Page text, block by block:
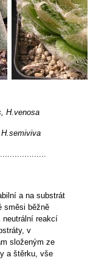
H.venosa
a na substrát
směsi běžně
neutrální reakcí
v
složeným ze
a štěrku, vše